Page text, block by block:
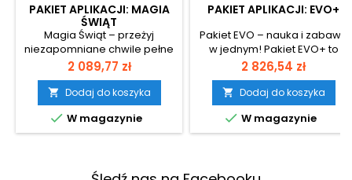
PAKIET APLIKACJI: MAGIA
ŚWIĄT
Magia Świąt – przeżyj
niezapomniane chwile pełne
zimowo-świątecznej
atmosfery! Pakiet Magia
Świąt to 15 interaktywnych
aplikacji wprowadzających
dzieci w klimat Bożego
Narodzenia i zimowych
choinkę, pieką pierniczki,
Cena
2 089,77 zł
 Dodaj do koszyka
 W magazynie
PAKIET APLIKACJI: EVO+
Pakiet EVO – nauka i zabawa
w jednym! Pakiet EVO+ to
zestaw 90 interaktywnych
gier wspierających
wszechstronny rozwój dzieci.
Podzielony na trzy kategorie
– edukację, rozrywkę i
rehabilitację – oferuje gry
zabawy w grupie lub w
Cena
2 826,54 zł
 Dodaj do koszyka
 W magazynie